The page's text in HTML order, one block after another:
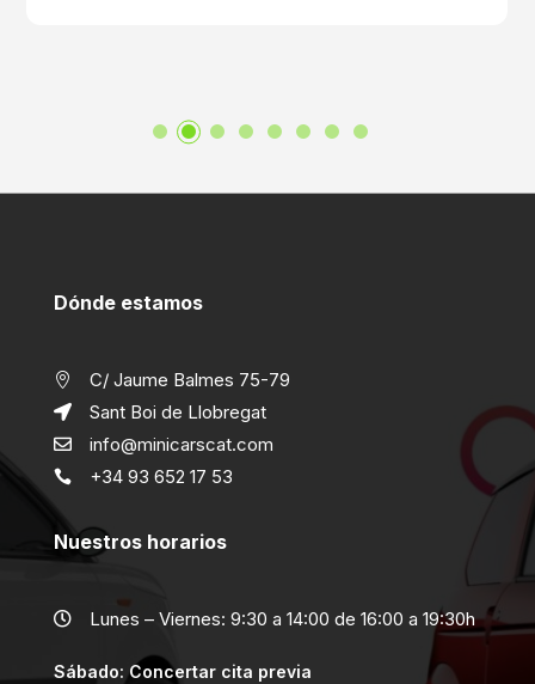
Dónde estamos
 C/ Jaume Balmes 75-79
 Sant Boi de Llobregat
 info@minicarscat.com
 +34 93 652 17 53
Nuestros horarios
 Lunes – Viernes: 9:30 a 14:00 de 16:00 a 19:30h
Sábado: Concertar cita previa